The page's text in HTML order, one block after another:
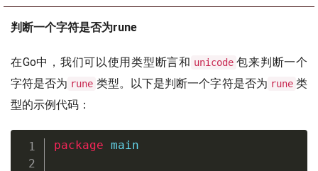
判断一个字符是否为rune
在Go中，我们可以使用类型断言和 unicode 包来判断一个
字符是否为 rune 类型。以下是判断一个字符是否为 rune 类
型的示例代码：
package main